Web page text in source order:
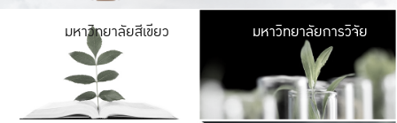
มหาวิทยาลัยสีเขียว มหาวิ
มีพื้นที่เขียวสดใส
เป็นป่าในเมือง เกษต
มหาวิทยาลัยการวิจัย